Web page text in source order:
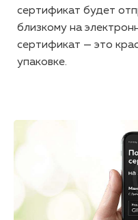
сертификат будет
близкому на
сертификат — это
упаковке.